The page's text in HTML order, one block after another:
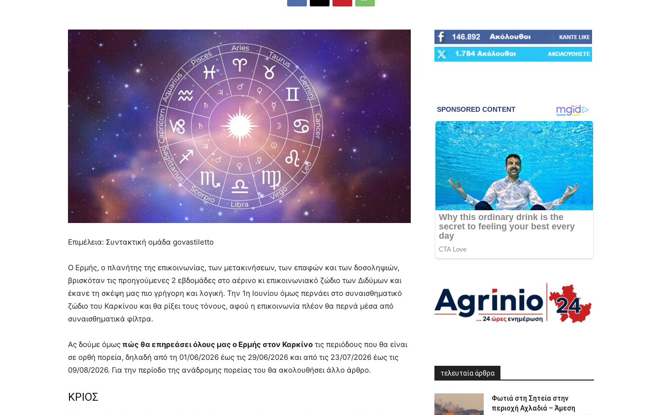
Επιμέλεια: Συντακτική ομάδα govastiletto
Ο Ερμής, ο πλανήτης της επικοινωνίας, των μετακινήσεων, των επαφών και των δοσοληψιών,
βρισκόταν τις προηγούμενες 2 εβδομάδες στο αέρινο κι επικοινωνιακό ζώδιο των Διδύμων και
έκανε τη σκέψη μας πιο γρήγορη και λογική. Την 1η Ιουνίου όμως περνάει στο συναισθηματικό
ζώδιο του Καρκίνου και θα ρίξει τους τόνους, αφού η επικοινωνία πλέον θα περνά μέσα από
συναισθηματικά φίλτρα.
Ας δούμε όμως πώς θα επηρεάσει όλους μας ο Ερμής στον Καρκίνο τις περιόδους που θα είναι
σε ορθή πορεία, δηλαδή από τη 01/06/2026 έως τις 29/06/2026 και από τις 23/07/2026 έως τις
09/08/2026. Για την περίοδο της ανάδρομης πορείας του θα ακολουθήσει άλλο άρθρο.
ΚΡΙΟΣ
τελευταία άρθρα
Φωτιά στη Σητεία στην
περιοχή Αχλαδιά – Άμεση